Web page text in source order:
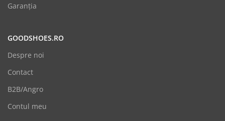
Garanția
GOODSHOES.RO
Despre noi
Contact
B2B/Angro
Contul meu